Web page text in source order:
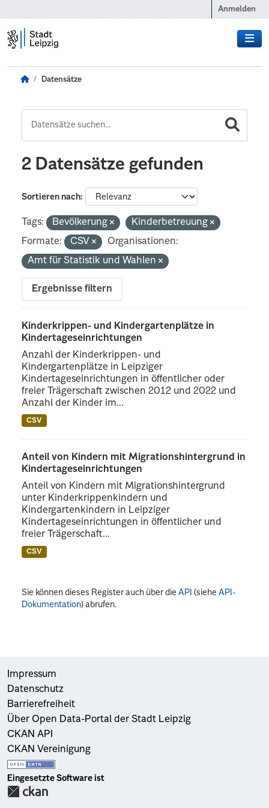
Anmelden
Datensätze
2 Datensätze gefunden
Sortieren nach
Tags: Bevölkerung
Kinderbetreuung
Formate:
CSV
Organisationen:
Amt für Statistik und Wahlen
Ergebnisse filtern
Kinderkrippen- und Kindergartenplätze in
Kindertageseinrichtungen
Anzahl der Kinderkrippen- und
Kindergartenplätze in Leipziger
Kindertageseinrichtungen in öffentlicher oder
freier Trägerschaft zwischen 2012 und 2022 und
Anzahl der Kinder im...
CSV
Anteil von Kindern mit Migrationshintergrund in
Kindertageseinrichtungen
Anteil von Kindern mit Migrationshintergrund
unter Kinderkrippenkindern und
Kindergartenkindern in Leipziger
Kindertageseinrichtungen in öffentlicher und
freier Trägerschaft...
CSV
Sie können dieses Register auch über dieAPI (sieheAPI-
Dokumentation) abrufen.
Impressum
Datenschutz
Barrierefreiheit
Über Open Data-Portal der Stadt Leipzig
CKAN API
CKAN Vereinigung
Eingesetzte Software ist